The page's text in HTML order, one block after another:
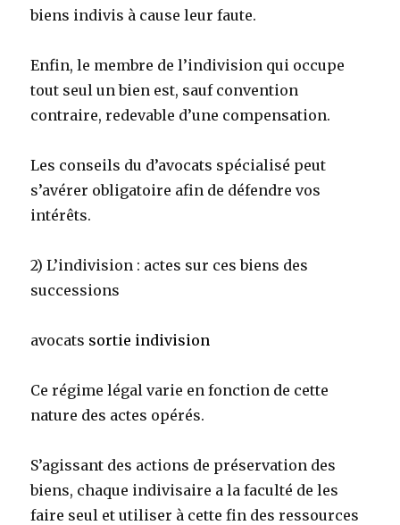
biens indivis à cause leur faute.
Enfin, le membre de l’indivision qui occupe
tout seul un bien est, sauf convention
contraire, redevable d’une compensation.
Les conseils du d’avocats spécialisé peut
s’avérer obligatoire afin de défendre vos
intérêts.
2) L’indivision : actes sur ces biens des
successions
avocats sortie indivision
Ce régime légal varie en fonction de cette
nature des actes opérés.
S’agissant des actions de préservation des
biens, chaque indivisaire a la faculté de les
faire seul et utiliser à cette fin des ressources